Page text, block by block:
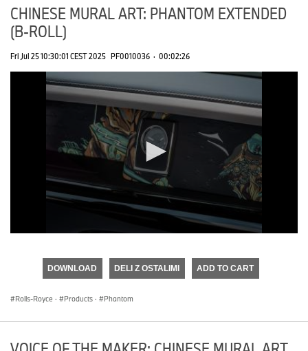
CHINESE MURAL ART: PHANTOM EXTENDED
(B-ROLL)
Fri Jul 25 10:30:01 CEST 2025 PF0010036 · 00:02:26
seconds
DOWNLOAD DELI Z OSTALIMI ADD TO CART
Rolls-Royce · Products · Phantom